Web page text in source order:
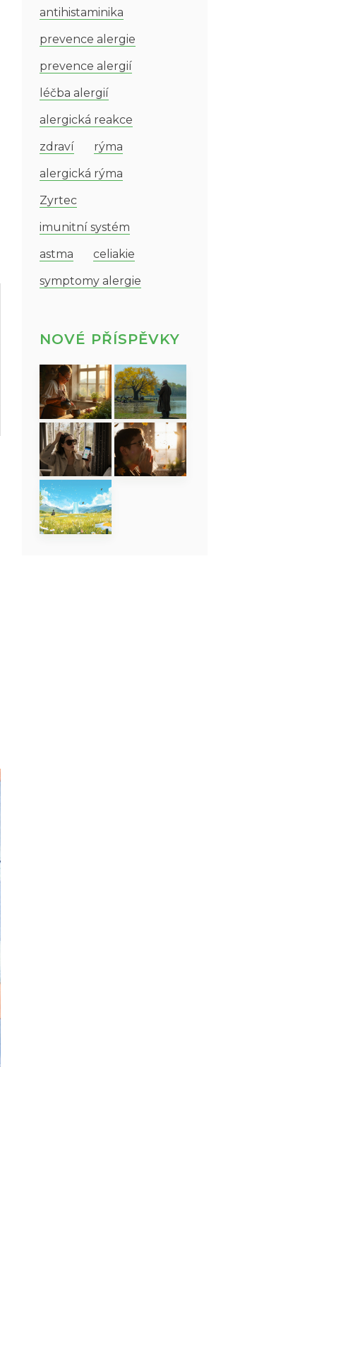
antihistaminika
prevence alergie
prevence alergií
léčba alergií
alergická reakce
zdraví
rýma
alergická rýma
Zyrtec
imunitní systém
astma
celiakie
symptomy alergie
NOVÉ PŘÍSPĚVKY